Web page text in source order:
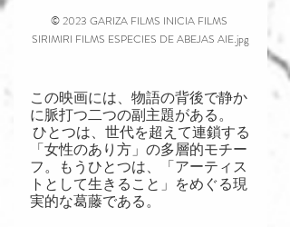
© 2023 GARIZA FILMS INICIA FILMS
SIRIMIRI FILMS ESPECIES DE ABEJAS AIE.jpg
この映画には、物語の背後で静か
に脈打つ二つの副主題がある。
「女性のあり方」の多層的モチー
フ。もうひとつは、「アーティス
トとして生きること」をめぐる現
実的な葛藤である。